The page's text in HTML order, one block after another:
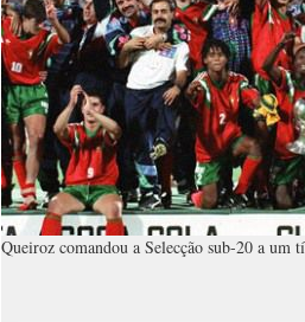
Queiroz comandou a Selecção sub-20 a um